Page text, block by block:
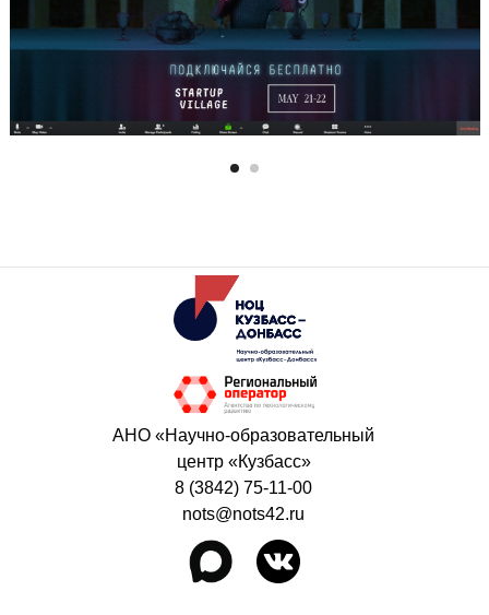
АНО «Научно-образовательный
центр «Кузбасс»
8 (3842) 75-11-00
nots@nots42.ru